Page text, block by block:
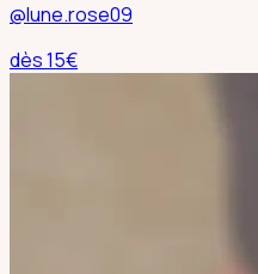
@lune.rose09
dès15€